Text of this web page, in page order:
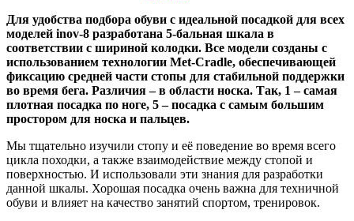
Для удобства подбора обуви с идеальной посадкой для всех
моделей inov-8 разработана 5-бальная шкала в
соответствии с шириной колодки. Все модели созданы с
использованием технологии Met-Cradle, обеспечивающей
фиксацию средней части стопы для стабильной поддержки
во время бега. Различия – в области носка. Так, 1 – самая
плотная посадка по ноге, 5 – посадка с самым большим
простором для носка и пальцев.
Мы тщательно изучили стопу и её поведение во время всего
цикла походки, а также взаимодействие между стопой и
поверхностью. И использовали эти знания для разработки
данной шкалы. Хорошая посадка очень важна для техничной
обуви и влияет на качество занятий спортом, тренировок.